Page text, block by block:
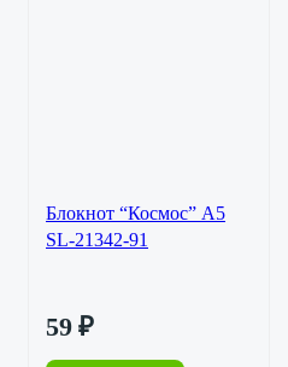
Блокнот “Космос” А5
SL-21342-91
59 ₽